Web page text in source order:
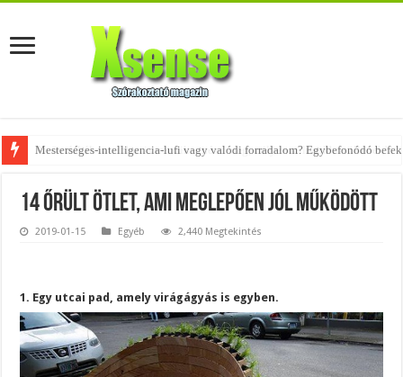
Az övtáskák továbbra is trendik – nézd meg, milyen stílusokhoz illenek!
14 őrült ötlet, ami meglepően jól működött
2019-01-15 Egyéb 2,440 Megtekintés
1. Egy utcai pad, amely virágágyás is egyben.